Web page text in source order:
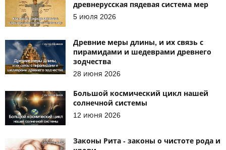
древнерусская пядевая система мер
5 июля 2026
Древние меры длины, и их связь с
пирамидами и шедеврами древнего
зодчества
28 июня 2026
Большой космический цикл нашей
солнечной системы
12 июня 2026
Законы Рита - законы о чистоте рода и